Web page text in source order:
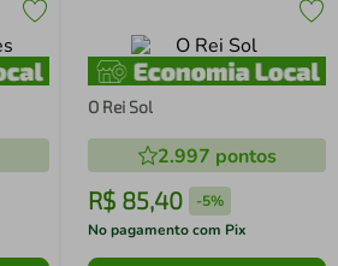
O Rei Sol
2.997 pontos
R$ 85,40 -5%
No pagamento com Pix